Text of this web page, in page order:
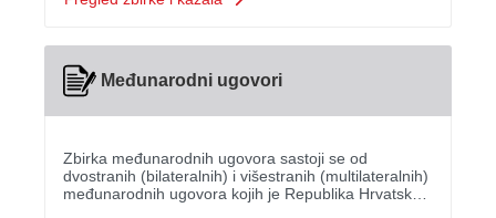
Međunarodni ugovori
Zbirka međunarodnih ugovora sastoji se od
dvostranih (bilateralnih) i višestranih (multilateralnih)
međunarodnih ugovora kojih je Republika Hrvatska